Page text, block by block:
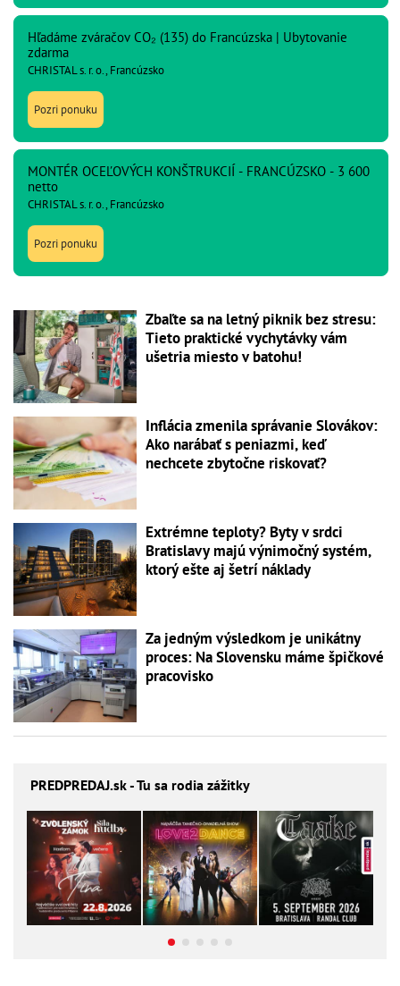
Hľadáme zváračov CO₂ (135) do Francúzska | Ubytovanie
zdarma
CHRISTAL s. r. o., Francúzsko
Pozri ponuku
MONTÉR OCEĽOVÝCH KONŠTRUKCIÍ - FRANCÚZSKO - 3 600
netto
CHRISTAL s. r. o., Francúzsko
Pozri ponuku
Zbaľte sa na letný piknik bez stresu:
Tieto praktické vychytávky vám
ušetria miesto v batohu!
Inflácia zmenila správanie Slovákov:
Ako narábať s peniazmi, keď
nechcete zbytočne riskovať?
Extrémne teploty? Byty v srdci
Bratislavy majú výnimočný systém,
ktorý ešte aj šetrí náklady
Za jedným výsledkom je unikátny
proces: Na Slovensku máme špičkové
pracovisko
PREDPREDAJ.sk - Tu sa rodia zážitky